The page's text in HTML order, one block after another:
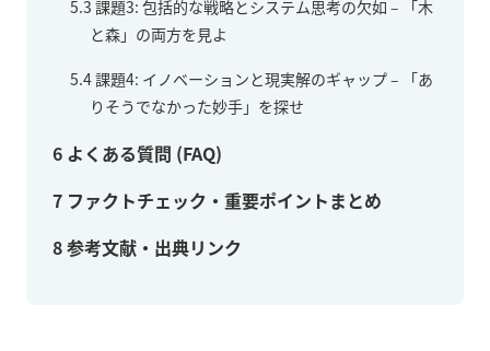
5.3 課題3: 包括的な戦略とシステム思考の欠如 – 「木
と森」の両方を見よ
5.4課題4: イノベーションと現実解のギャップ – 「あ
りそうでなかった妙手」を探せ
6 よくある質問 (FAQ)
7 ファクトチェック・重要ポイントまとめ
8参考文献・出典リンク